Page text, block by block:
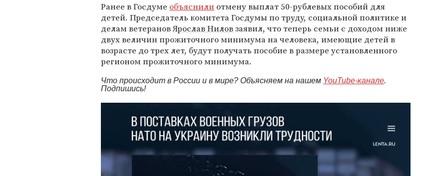
Ранее в Госдуме объяснили отмену выплат 50-рублевых пособий для
детей. Председатель комитета Госдумы по труду, социальной политике и
делам ветерановЯрослав Ниловзаявил, что теперь семьи с доходом ниже
двух величин прожиточного минимума на человека, имеющие детей в
возрасте до трех лет, будут получать пособие в размере установленного
регионом прожиточного минимума.
Что происходит в России и в мире? Объясняем на нашем YouTube-канале.
Подпишись!